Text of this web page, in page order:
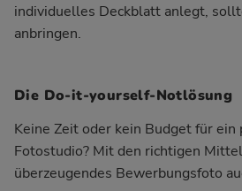
individuelles Deckblatt anlegt,
anbringen.
Die Do-it-yourself-Notlösung
Keine Zeit oder kein Budget für
Fotostudio? Mit den richtigen
überzeugendes Bewerbungsfoto